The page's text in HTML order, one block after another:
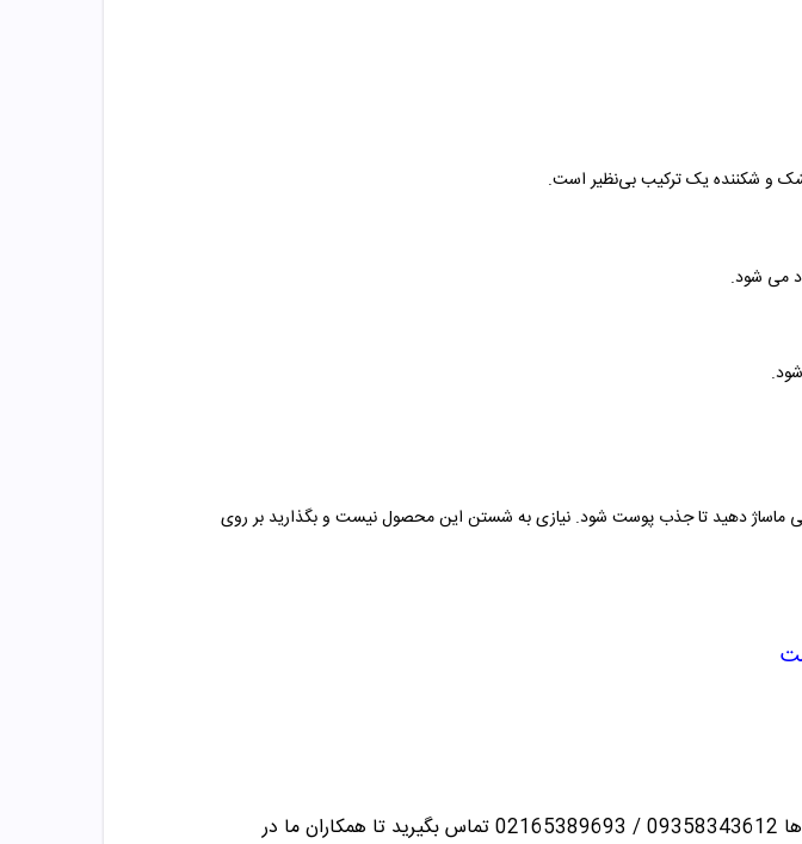
و شکننده یک ترکیب بی‌نظیر است.
می شود.
ماساژ دهید تا جذب پوست شود. نیازی به شستن این محصول نیست و بگذارید بر روی
تماس بگیرید تا همکاران ما در